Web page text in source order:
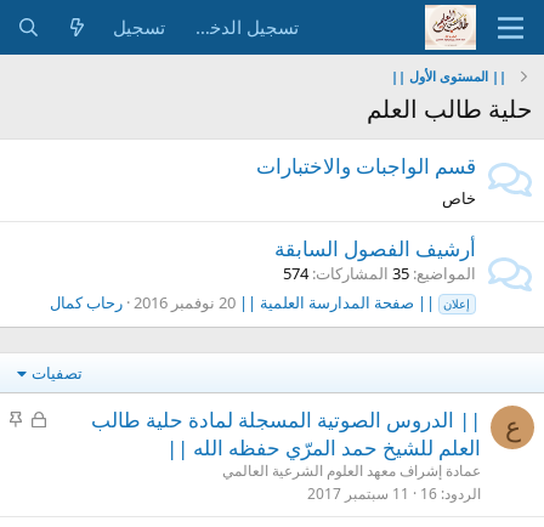
تسجيل الدخول تسجيل
|| المستوى الأول ||
حلية طالب العلم
قسم الواجبات والاختبارات
خاص
أرشيف الفصول السابقة
المواضيع 35 المشاركات 574
إعلان || صفحة المدارسة العلمية || 20 نوفمبر 2016 رحاب كمال
تصفيات
ع
م
م
|| الدروس الصوتية المسجلة لمادة حلية طالب
العلم للشيخ حمد المرّي حفظه الله ||
عمادة إشراف معهد العلوم الشرعية العالمي
الردود 16 11 سبتمبر 2017